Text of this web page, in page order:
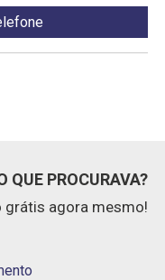
QUE PROCURAVA?
grátis agora mesmo!